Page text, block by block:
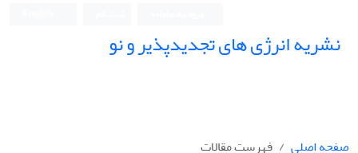
نشریه انرژی های تجدیدپذیر و نو
صفحه اصلی
فهرست مقالات